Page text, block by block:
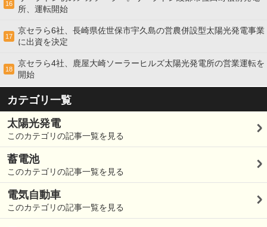
16
所、運転開始
17
京セラら6社、長崎県佐世保市宇久島の営農併設型太陽光発電事業
に出資を決定
18
京セラら4社、鹿屋大崎ソーラーヒルズ太陽光発電所の営業運転を
開始
カテゴリ一覧
太陽光発電
このカテゴリの記事一覧を見る
蓄電池
このカテゴリの記事一覧を見る
電気自動車
このカテゴリの記事一覧を見る